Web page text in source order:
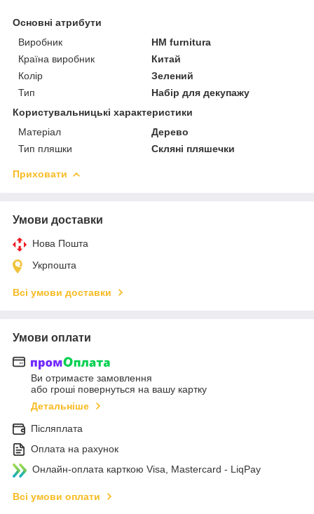
Основні атрибути
Виробник
HM furnitura
Країна виробник
Китай
Колір
Зелений
Тип
Набір для декупажу
Користувальницькі характеристики
Матеріал
Дерево
Тип пляшки
Скляні пляшечки
Приховати
Умови доставки
Нова Пошта
Укрпошта
Всі умови доставки
Умови оплати
Ви отримаєте замовлення
або гроші повернуться на вашу картку
Детальніше
Післяплата
Оплата на рахунок
Онлайн-оплата карткою Visa, Mastercard - LiqPay
Всі умови оплати